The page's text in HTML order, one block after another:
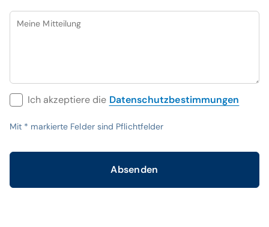
Meine Mitteilung
Ich akzeptiere die Datenschutzbestimmungen
Mit * markierte Felder sind Pflichtfelder
Absenden